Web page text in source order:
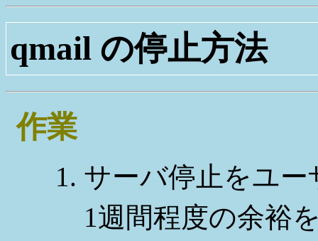
qmail の停止方法
作業
サーバ停止をユ
1週間程度の余裕